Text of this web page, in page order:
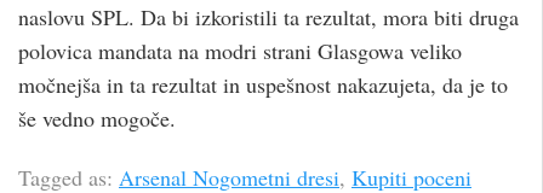
naslovu SPL. Da bi izkoristili ta rezultat, mora biti druga
polovica mandata na modri strani Glasgowa veliko
močnejša in ta rezultat in uspešnost nakazujeta, da je to
še vedno mogoče.
Tagged as: Arsenal Nogometni dresi, Kupiti poceni